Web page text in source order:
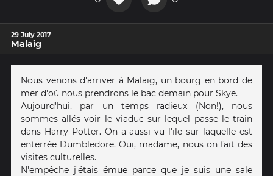
29 July 2017
Malaig
Nous venons d'arriver à Malaig, un bourg en bord de
mer d'où nous prendrons le bac demain pour Skye.
Aujourd'hui, par un temps radieux (Non!), nous
sommes allés voir le viaduc sur lequel passe le train
dans Harry Potter. On a aussi vu l'ile sur laquelle est
enterrée Dumbledore. Oui, madame, nous on fait des
visites culturelles.
N'empêche j'étais émue parce que je suis une sale